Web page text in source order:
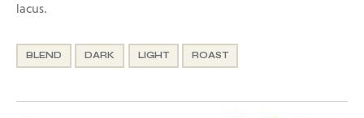
lacus.
BLEND DARK LIGHT ROAST